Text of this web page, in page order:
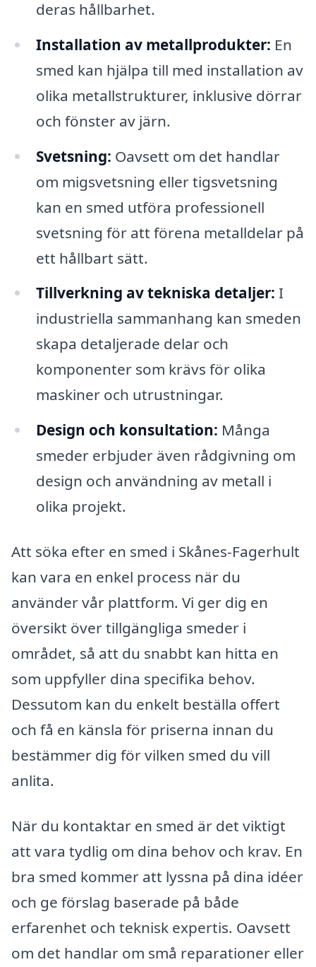
deras hållbarhet.
Installation av metallprodukter: En
smed kan hjälpa till med installation av
olika metallstrukturer, inklusive dörrar
och fönster av järn.
Svetsning: Oavsett om det handlar
om migsvetsning eller tigsvetsning
kan en smed utföra professionell
svetsning för att förena metalldelar på
ett hållbart sätt.
Tillverkning av tekniska detaljer: I
industriella sammanhang kan smeden
skapa detaljerade delar och
komponenter som krävs för olika
maskiner och utrustningar.
Design och konsultation: Många
smeder erbjuder även rådgivning om
design och användning av metall i
olika projekt.
Att söka efter en smed i Skånes-Fagerhult
kan vara en enkel process när du
använder vår plattform. Vi ger dig en
översikt över tillgängliga smeder i
området, så att du snabbt kan hitta en
som uppfyller dina specifika behov.
Dessutom kan du enkelt beställa offert
och få en känsla för priserna innan du
bestämmer dig för vilken smed du vill
anlita.
När du kontaktar en smed är det viktigt
att vara tydlig om dina behov och krav. En
bra smed kommer att lyssna på dina idéer
och ge förslag baserade på både
erfarenhet och teknisk expertis. Oavsett
om det handlar om små reparationer eller